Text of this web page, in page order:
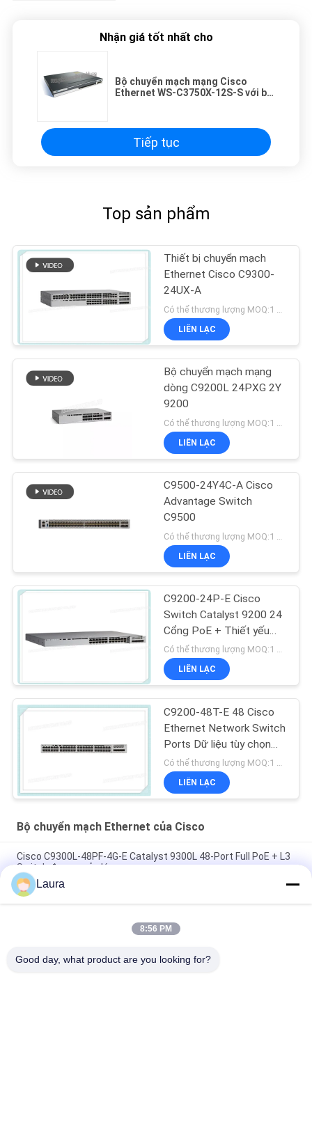
Nhận giá tốt nhất cho
Bộ chuyển mạch mạng Cisco
Ethernet WS-C3750X-12S-S với bộ
Tiếp tục
Top sản phẩm
Thiết bị chuyển mạch
Ethernet Cisco C9300-
24UX-A
Có thể thương lượng MOQ:1 đơn vị
LIÊN LẠC
Bộ chuyển mạch mạng
dòng C9200L 24PXG 2Y
9200
LIÊN LẠC
C9500-24Y4C-A Cisco
Advantage Switch
C9500
LIÊN LẠC
C9200-24P-E Cisco
Switch Catalyst 9200 24
Cổng PoE + Thiết yếu
mạng chuyển mạch
Có thể thương lượng MOQ:1 đơn vị
LIÊN LẠC
C9200-48T-E 48 Cisco
Ethernet Network Switch
Ports Dữ liệu tùy chọn
nối liền mô-đun
Có thể thương lượng MOQ:1 đơn vị
LIÊN LẠC
Bộ chuyển mạch Ethernet của Cisco
Cisco C9300L-48PF-4G-E Catalyst 9300L 48-Port Full PoE + L3
Switch được quản lý
Thiết bị chuyển mạch PoE+ Gigabit 48 cổng Cisco Catalyst
9300L-48P-4G-E | Mạng cơ bản
C9300L-48T-4G-E | Bộ chuyển mạch dữ liệu 48 cổng Cisco
Laura
8:56 PM
Good day, what product are you looking for?